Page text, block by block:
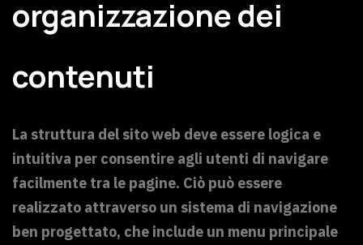
organizzazione dei
contenuti
La struttura del sito web deve essere logica e
intuitiva per consentire agli utenti di navigare
facilmente tra le pagine. Ciò può essere
realizzato attraverso un sistema di navigazione
ben progettato, che include un menu principale